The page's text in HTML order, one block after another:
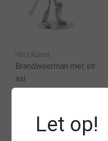
Hinz Kunst
Brandweerman met str
aal
Vergelijk
Let op!